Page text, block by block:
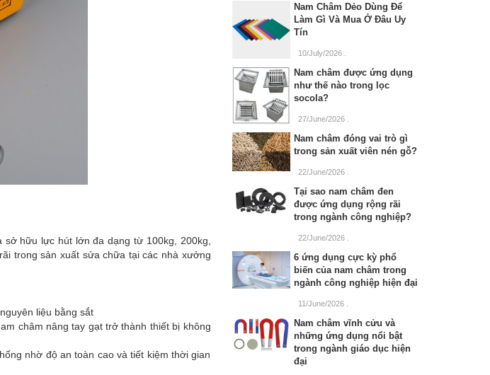
hữu lực hút lớn đa dạng từ 100kg, 200kg,
trong sản xuất sửa chữa tại các nhà xưởng
liệu bằng sắt
châm nâng tay gạt trở thành thiết bị không
nhờ độ an toàn cao và tiết kiệm thời gian
Nam Châm Dẻo Dùng Để
Làm Gì Và Mua Ở Đâu Uy
Tín
10/July/2026
Nam châm được ứng dụng
như thế nào trong lọc
socola?
27/June/2026
Nam châm đóng vai trò gì
trong sản xuất viên nén gỗ?
22/June/2026
Tại sao nam châm đen
được ứng dụng rộng rãi
trong ngành công nghiệp?
22/June/2026
6 ứng dụng cực kỳ phổ
biến của nam châm trong
ngành công nghiệp hiện đại
11/June/2026
Nam châm vĩnh cửu và
những ứng dụng nổi bật
trong ngành giáo dục hiện
đại